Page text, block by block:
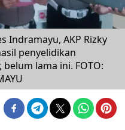
Indramayu, AKP Rizky
penyelidikan
lama ini. FOTO: